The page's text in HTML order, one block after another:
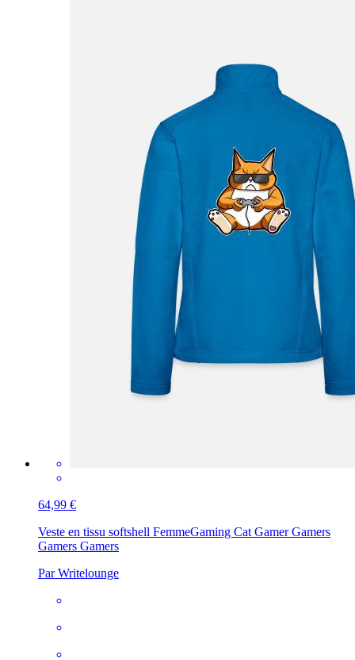
64,99 €
Veste en tissu softshell FemmeGaming Cat Gamer Gamers
Gamers Gamers
Par Writelounge